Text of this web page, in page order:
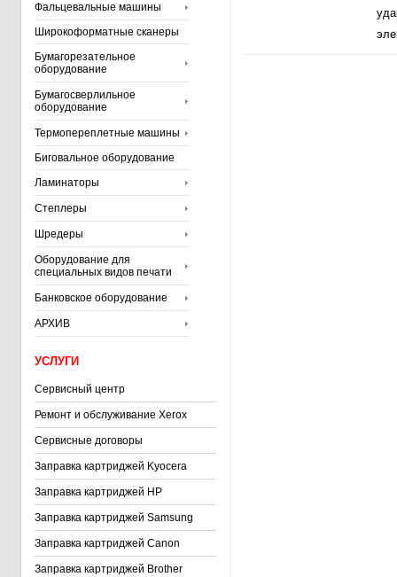
Фальцевальные машины
Широкоформатные сканеры
Бумагорезательное
оборудование
Бумагосверлильное
оборудование
Термопереплетные машины
Биговальное оборудование
Ламинаторы
Степлеры
Шредеры
Оборудование для
специальных видов печати
Банковское оборудование
АРХИВ
УСЛУГИ
Сервисный центр
Ремонт и обслуживание Xerox
Сервисные договоры
Заправка картриджей Kyocera
Заправка картриджей HP
Заправка картриджей Samsung
Заправка картриджей Canon
Заправка картриджей Brother